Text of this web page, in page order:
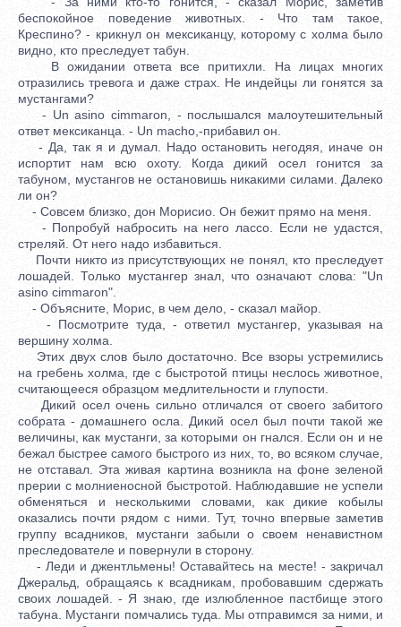
беспокойное поведение животных. - Что там такое,
Креспино? - крикнул он мексиканцу, которому с холма было
видно, кто преследует табун.
В ожидании ответа все притихли. На лицах многих
отразились тревога и даже страх. Не индейцы ли гонятся за
мустангами?
- Un asino cimmaron, - послышался малоутешительный
ответ мексиканца. - Un macho,-прибавил он.
- Да, так я и думал. Надо остановить негодяя, иначе он
испортит нам всю охоту. Когда дикий осел гонится за
табуном, мустангов не остановишь никакими силами. Далеко
ли он?
- Совсем близко, дон Морисио. Он бежит прямо на меня.
- Попробуй набросить на него лассо. Если не удастся,
стреляй. От него надо избавиться.
Почти никто из присутствующих не понял, кто преследует
лошадей. Только мустангер знал, что означают слова: "Un
asino cimmaron".
- Объясните, Морис, в чем дело, - сказал майор.
- Посмотрите туда, - ответил мустангер, указывая на
вершину холма.
Этих двух слов было достаточно. Все взоры устремились
на гребень холма, где с быстротой птицы неслось животное,
считающееся образцом медлительности и глупости.
Дикий осел очень сильно отличался от своего забитого
собрата - домашнего осла. Дикий осел был почти такой же
величины, как мустанги, за которыми он гнался. Если он и не
бежал быстрее самого быстрого из них, то, во всяком случае,
не отставал. Эта живая картина возникла на фоне зеленой
прерии с молниеносной быстротой. Наблюдавшие не успели
обменяться и несколькими словами, как дикие кобылы
оказались почти рядом с ними. Тут, точно впервые заметив
группу всадников, мустанги забыли о своем ненавистном
преследователе и повернули в сторону.
- Леди и джентльмены! Оставайтесь на месте! - закричал
Джеральд, обращаясь к всадникам, пробовавшим сдержать
своих лошадей. - Я знаю, где излюбленное пастбище этого
табуна. Мустанги помчались туда. Мы отправимся за ними, и